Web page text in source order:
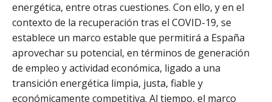
energética, entre otras cuestiones. Con ello, y en el
contexto de la recuperación tras el COVID-19, se
establece un marco estable que permitirá a España
aprovechar su potencial, en términos de generación
de empleo y actividad económica, ligado a una
transición energética limpia, justa, fiable y
económicamente competitiva. Al tiempo, el marco